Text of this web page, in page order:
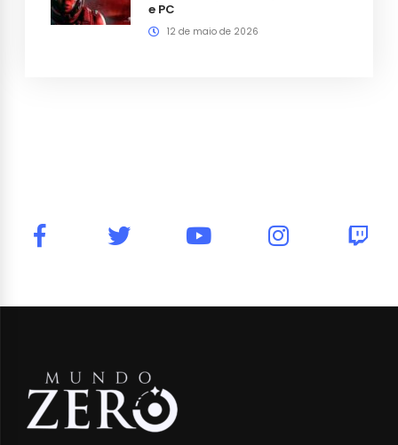
e PC
12 de maio de 2026